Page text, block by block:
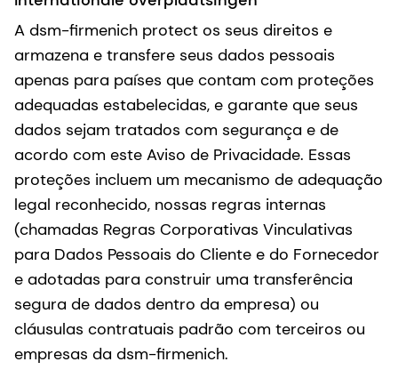
A dsm-firmenich protect os seus direitos e
armazena e transfere seus dados pessoais
apenas para países que contam com proteções
adequadas estabelecidas, e garante que seus
dados sejam tratados com segurança e de
acordo com este Aviso de Privacidade. Essas
proteções incluem um mecanismo de adequação
legal reconhecido, nossas regras internas
(chamadas Regras Corporativas Vinculativas
para Dados Pessoais do Cliente e do Fornecedor
e adotadas para construir uma transferência
segura de dados dentro da empresa) ou
cláusulas contratuais padrão com terceiros ou
empresas da dsm-firmenich.